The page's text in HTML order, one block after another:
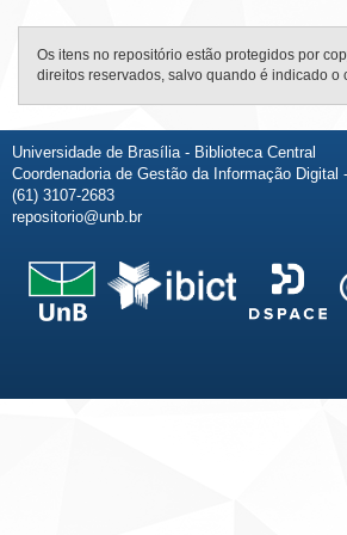
Os itens no repositório estão protegidos por
direitos reservados, salvo quando é indicado o
Universidade de Brasília - Biblioteca Central
Coordenadoria de Gestão da Informação Digital
(61) 3107-2683
repositorio@unb.br